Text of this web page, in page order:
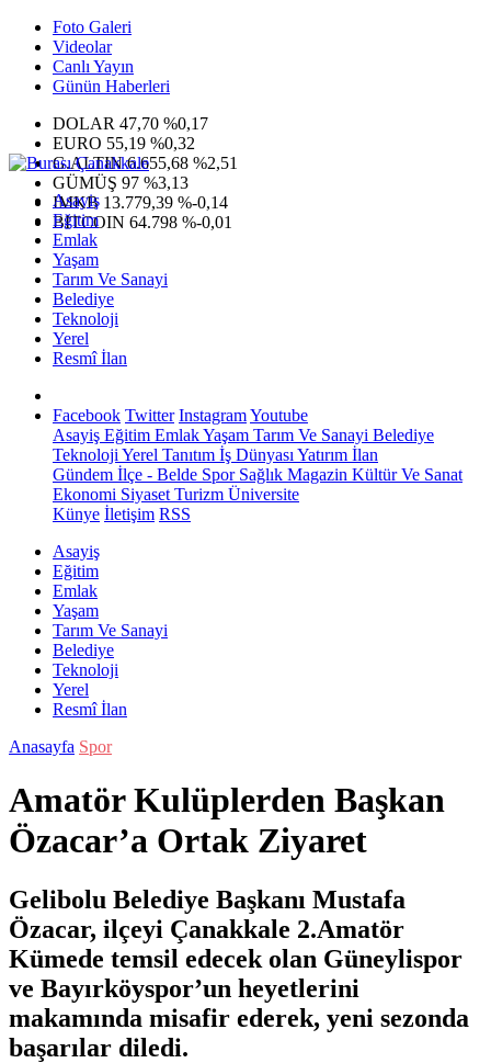
Foto Galeri
Videolar
Canlı Yayın
Günün Haberleri
DOLAR 47,70 %0,17
EURO 55,19 %0,32
G.ALTIN6.655,68 %2,51
GÜMÜŞ 97 %3,13
IMKB 13.779,39 %-0,14
BITCOIN 64.798 %-0,01
Asayiş
Eğitim
Emlak
Yaşam
Tarım Ve Sanayi
Belediye
Teknoloji
Yerel
Resmî İlan
Facebook Twitter InstagramYoutube
Asayiş Eğitim EmlakYaşam Tarım Ve Sanayi Belediye
Teknoloji Yerel Tanıtım İş Dünyası Yatırım İlan
Gündem İlçe - Belde SporSağlık Magazin Kültür Ve Sanat
Ekonomi Siyaset Turizm Üniversite
Künye İletişim RSS
Asayiş
Eğitim
Emlak
Yaşam
Tarım Ve Sanayi
Belediye
Teknoloji
Yerel
Resmî İlan
Anasayfa Spor
Amatör Kulüplerden Başkan
Özacar’a Ortak Ziyaret
Gelibolu Belediye Başkanı Mustafa
Özacar, ilçeyi Çanakkale 2.Amatör
Kümede temsil edecek olan Güneylispor
ve Bayırköyspor’un heyetlerini
makamında misafir ederek, yeni sezonda
başarılar diledi.